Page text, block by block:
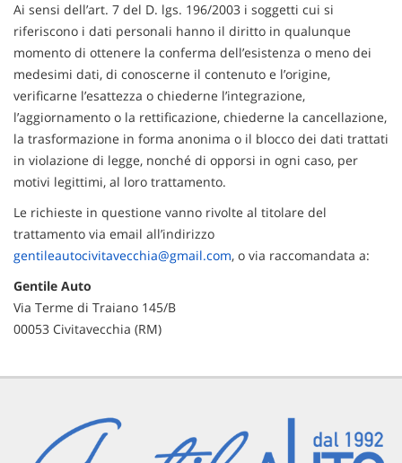
Ai sensi dell’art. 7 del D. lgs. 196/2003 i soggetti cui si
riferiscono i dati personali hanno il diritto in qualunque
momento di ottenere la conferma dell’esistenza o meno dei
medesimi dati, di conoscerne il contenuto e l’origine,
verificarne l’esattezza o chiederne l’integrazione,
l’aggiornamento o la rettificazione, chiederne la cancellazione,
la trasformazione in forma anonima o il blocco dei dati trattati
in violazione di legge, nonché di opporsi in ogni caso, per
motivi legittimi, al loro trattamento.
Le richieste in questione vanno rivolte al titolare del
trattamento via email all’indirizzo
gentileautocivitavecchia@gmail.com, o via raccomandata a:
Gentile Auto
Via Terme di Traiano 145/B
00053 Civitavecchia (RM)
sull'utilità
e
sul
funzionamento
di
questi
strumenti
di
tracciamento
si
rimanda
alla
cookie
policy.
rivedere
e
modificare
le
scelte
momento.